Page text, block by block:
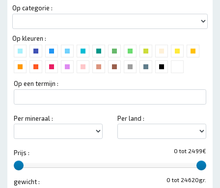
Op categorie :
Op kleuren :
Op een termijn :
Per mineraal : Per land :
0 tot 2499€
Prijs :
0 tot 24620gr.
gewicht :